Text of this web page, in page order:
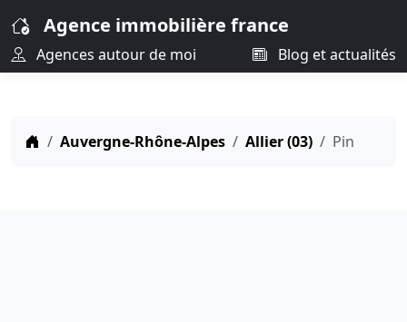
Agence immobilière france
Agences autour de moi Blog et actualités
Auvergne-Rhône-Alpes Allier (03) Pin